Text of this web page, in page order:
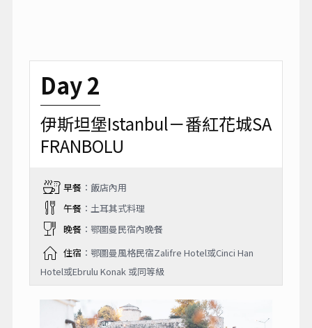
Day 2
伊斯坦堡Istanbul－番紅花城SA
FRANBOLU
早餐：飯店內用
午餐：土耳其式料理
晚餐：鄂圖曼民宿內晚餐
住宿 ：鄂圖曼風格民宿Zalifre Hotel或Cinci Han
Hotel或Ebrulu Konak 或同等級